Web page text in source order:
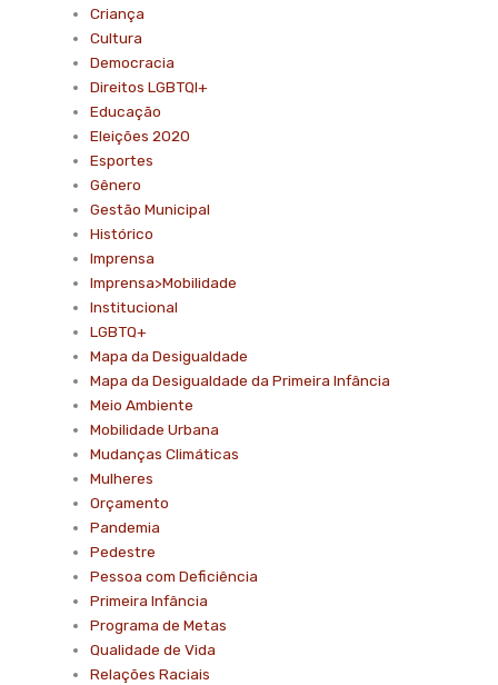
Criança
Cultura
Democracia
Direitos LGBTQI+
Educação
Eleições 2020
Esportes
Gênero
Gestão Municipal
Histórico
Imprensa
Imprensa>Mobilidade
Institucional
LGBTQ+
Mapa da Desigualdade
Mapa da Desigualdade da Primeira Infância
Meio Ambiente
Mobilidade Urbana
Mudanças Climáticas
Mulheres
Orçamento
Pandemia
Pedestre
Pessoa com Deficiência
Primeira Infância
Programa de Metas
Qualidade de Vida
Relações Raciais